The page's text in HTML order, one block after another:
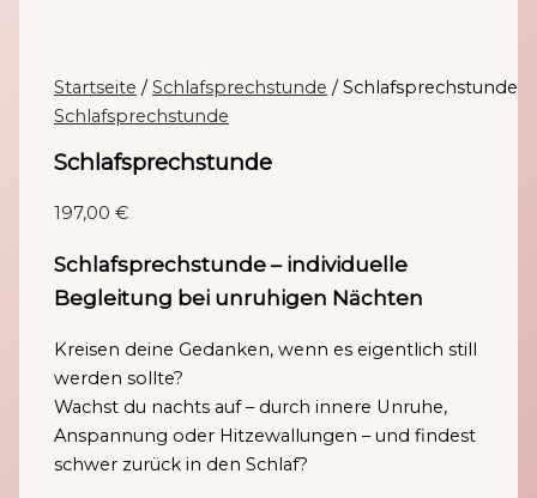
Startseite /Schlafsprechstunde / Schlafsprechstunde
Schlafsprechstunde
Schlafsprechstunde
197,00€
Schlafsprechstunde – individuelle
Begleitung bei unruhigen Nächten
Kreisen deine Gedanken, wenn es eigentlich still
werden sollte?
Wachst du nachts auf – durch innere Unruhe,
Anspannung oder Hitzewallungen – und findest
schwer zurück in den Schlaf?